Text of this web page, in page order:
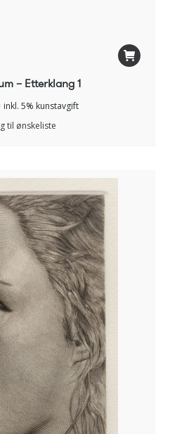
– Etterklang 1
inkl. 5% kunstavgift
til ønskeliste